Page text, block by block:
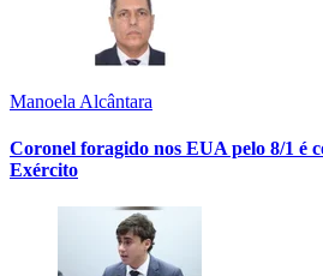
Manoela Alcântara
Coronel foragido nos EUA pelo 8/1 é
Exército